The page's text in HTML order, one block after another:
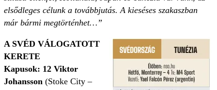
elsődleges célunk a továbbjutás. A kieséses szakaszban
már bármi megtörténhet…”
A SVÉD VÁLOGATOTT
KERETE
Kapusok: 12 Viktor
Johansson (Stoke City –